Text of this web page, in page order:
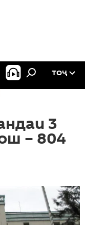
ТОҶ
3
– 804